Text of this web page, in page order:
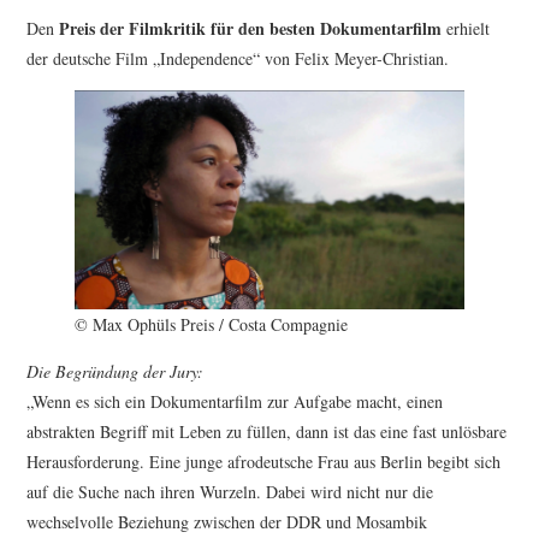
DenPreis der Filmkritik für den besten Dokumentarfilm erhielt
der deutsche Film „Independence“ von Felix Meyer-Christian.
© Max Ophüls Preis / Costa Compagnie
Die Begründung der Jury:
„Wenn es sich ein Dokumentarfilm zur Aufgabe macht, einen
abstrakten Begriff mit Leben zu füllen, dann ist das eine fast unlösbare
Herausforderung. Eine junge afrodeutsche Frau aus Berlin begibt sich
auf die Suche nach ihren Wurzeln. Dabei wird nicht nur die
wechselvolle Beziehung zwischen der DDR und Mosambik